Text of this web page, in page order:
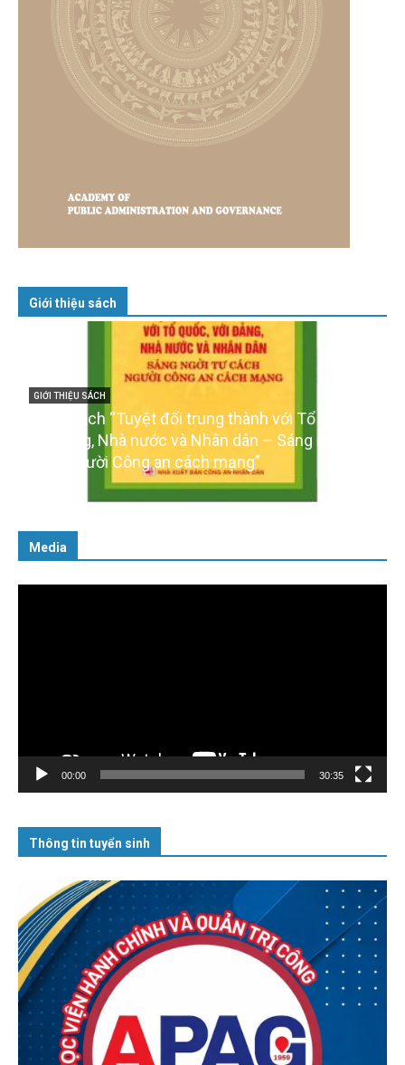
Giới thiệu sách
GIỚI THIỆU SÁCH
Cuốn sách “Tuyệt đối trung thành với Tổ quốc,
với Đảng, Nhà nước và Nhân dân – Sáng ngời tư
cách người Công an cách mạng”
Media
00:00 30:35
Thông tin tuyển sinh